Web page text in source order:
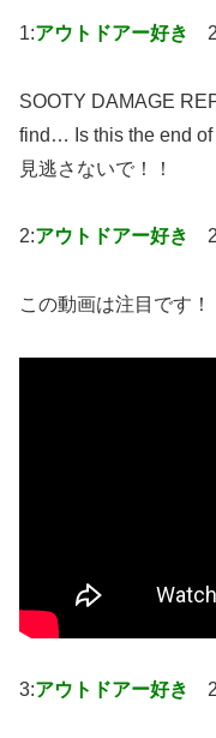
1:アウトドアー好き
SOOTY DAMAGE
find… Is this the end of
見逃さないで！！
2:アウトドアー好き
この動画は注目です！
3:アウトドアー好き